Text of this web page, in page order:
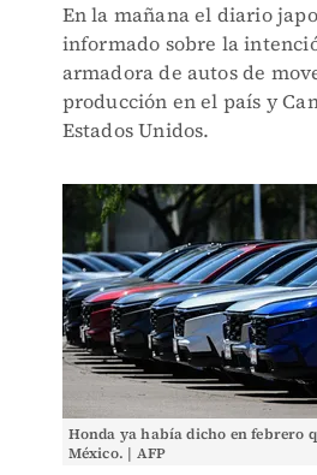
En la mañana el diario
informado sobre la
armadora de autos de
producción en el país y
Estados Unidos.
Honda ya había dicho en febrero
México. | AFP